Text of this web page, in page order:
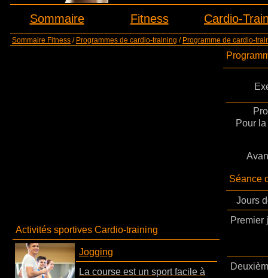
Sommaire Fitness Cardio-
Sommaire Fitness / Programmes de cardio-training / Programme de cardio-
Activités sportives Cardio-training
Jogging
La course est un sport facile à
Pour
Séance
Jours
Premier